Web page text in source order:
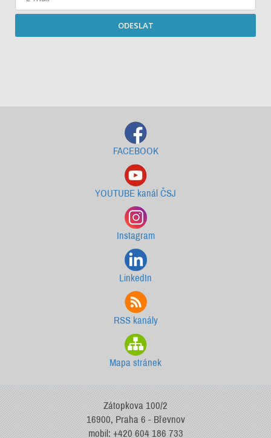
ODESLAT
FACEBOOK
YOUTUBE kanál ČSJ
Instagram
LinkedIn
RSS kanály
Mapa stránek
Zátopkova 100/2
16900, Praha 6 - Břevnov
mobil: +420 604 186 733